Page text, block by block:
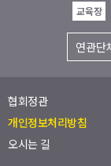
교육장
협회정관
개인정보처리방침
오시는 길